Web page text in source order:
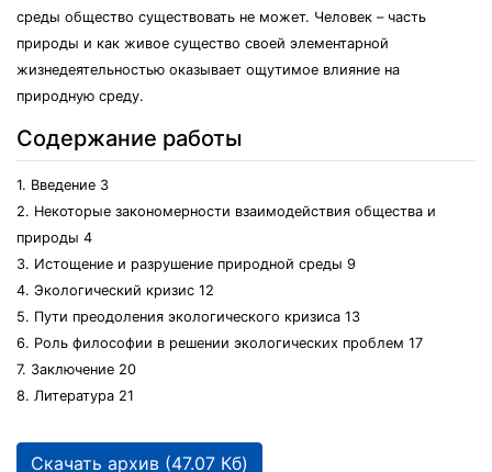
среды общество существовать не может. Человек – часть
природы и как живое существо своей элементарной
жизнедеятельностью оказывает ощутимое влияние на
природную среду.
Содержание работы
1. Введение 3
2. Некоторые закономерности взаимодействия общества и
природы 4
3. Истощение и разрушение природной среды 9
4. Экологический кризис 12
5. Пути преодоления экологического кризиса 13
6. Роль философии в решении экологических проблем 17
7. Заключение 20
8. Литература 21
Скачать архив (47.07 Кб)